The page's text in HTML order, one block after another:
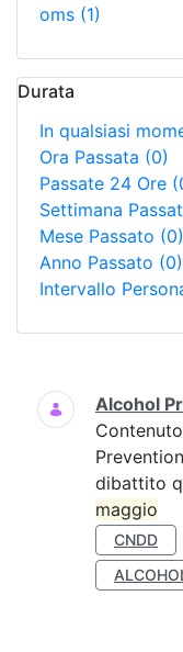
oms (1)
Durata
In qualsiasi
Ora Passata (0)
Passate 24 Ore
Settimana
Mese Passato (0)
Anno Passato (0)
Intervallo
Ricerca
Alcohol
dibattito
maggio
CNDD